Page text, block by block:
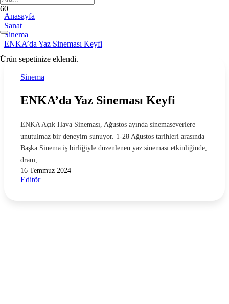
Ürün sepetinize eklendi.
Anasayfa
Sanat
Sinema
ENKA’da Yaz Sineması Keyfi
Sinema
ENKA’da Yaz Sineması Keyfi
ENKA Açık Hava Sineması, Ağustos ayında sinemaseverlere
unutulmaz bir deneyim sunuyor. 1-28 Ağustos tarihleri arasında
Başka Sinema iş birliğiyle düzenlenen yaz sineması etkinliğinde,
dram,…
16 Temmuz 2024
Editör